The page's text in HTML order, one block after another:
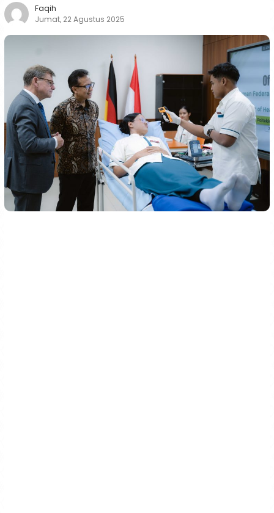
Faqih
Jumat, 22 Agustus 2025